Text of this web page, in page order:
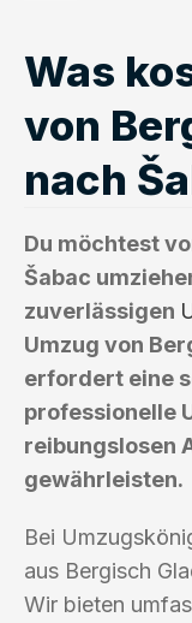
Was
von
nach
Du möchtest
Šabac
zuverlässigen
Umzug von
erfordert eine
professionelle
reibungslosen
gewährleisten.
Bei
aus Bergisch
Wir bieten